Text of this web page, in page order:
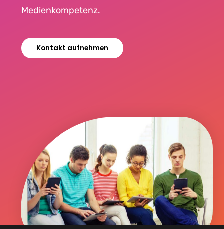
Medienkompetenz.
Kontakt aufnehmen